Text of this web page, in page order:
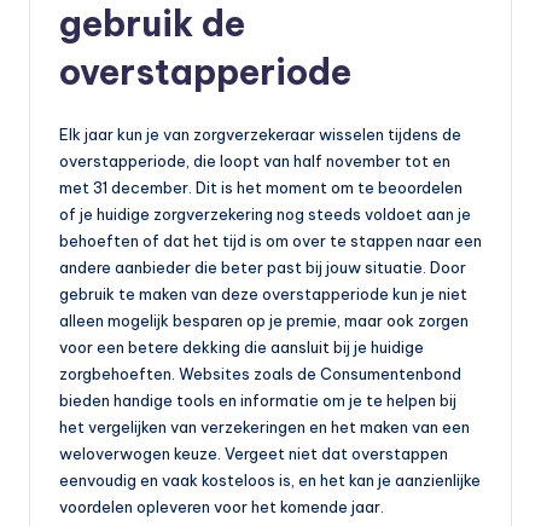
gebruik de
overstapperiode
Elk jaar kun je van zorgverzekeraar wisselen tijdens de
overstapperiode, die loopt van half november tot en
met 31 december. Dit is het moment om te beoordelen
of je huidige zorgverzekering nog steeds voldoet aan je
behoeften of dat het tijd is om over te stappen naar een
andere aanbieder die beter past bij jouw situatie. Door
gebruik te maken van deze overstapperiode kun je niet
alleen mogelijk besparen op je premie, maar ook zorgen
voor een betere dekking die aansluit bij je huidige
zorgbehoeften. Websites zoals de Consumentenbond
bieden handige tools en informatie om je te helpen bij
het vergelijken van verzekeringen en het maken van een
weloverwogen keuze. Vergeet niet dat overstappen
eenvoudig en vaak kosteloos is, en het kan je aanzienlijke
voordelen opleveren voor het komende jaar.